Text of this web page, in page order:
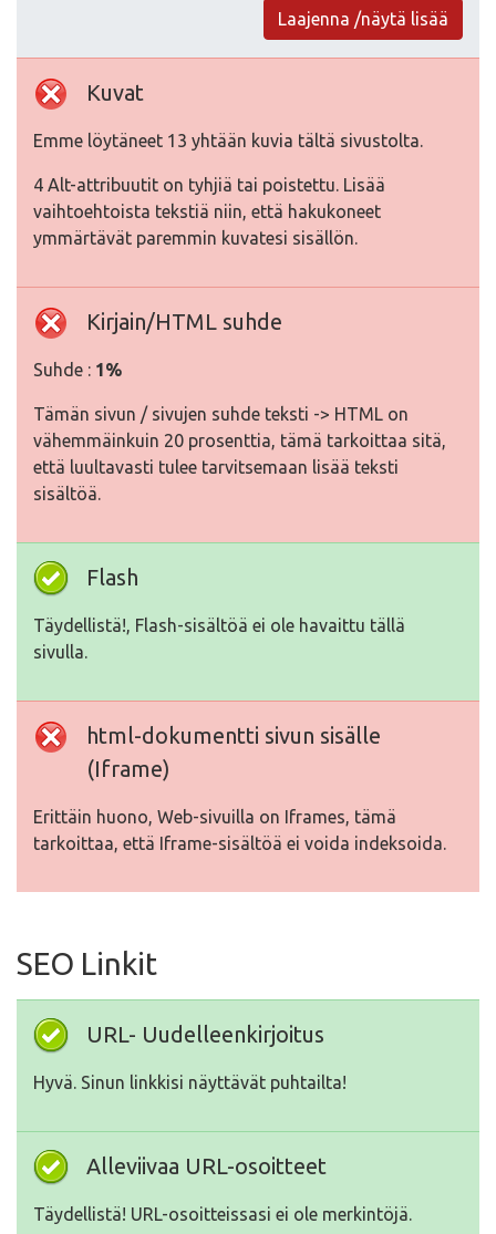
Laajenna /näytä lisää
Kuvat
Emme löytäneet 13 yhtään kuvia tältä sivustolta.
4 Alt-attribuutit on tyhjiä tai poistettu. Lisää
vaihtoehtoista tekstiä niin, että hakukoneet
ymmärtävät paremmin kuvatesi sisällön.
Kirjain/HTML suhde
Suhde : 1%
Tämän sivun / sivujen suhde teksti -> HTML on
vähemmäinkuin 20 prosenttia, tämä tarkoittaa sitä,
että luultavasti tulee tarvitsemaan lisää teksti
sisältöä.
Flash
Täydellistä!, Flash-sisältöä ei ole havaittu tällä
sivulla.
html-dokumentti sivun sisälle
(Iframe)
Erittäin huono, Web-sivuilla on Iframes, tämä
tarkoittaa, että Iframe-sisältöä ei voida indeksoida.
SEO Linkit
URL- Uudelleenkirjoitus
Hyvä. Sinun linkkisi näyttävät puhtailta!
Alleviivaa URL-osoitteet
Täydellistä! URL-osoitteissasi ei ole merkintöjä.